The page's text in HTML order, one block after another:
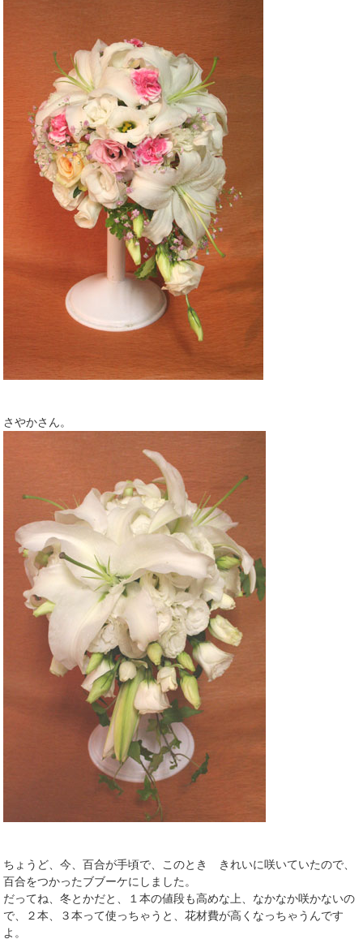
さやかさん。
ちょうど、今、百合が手頃で、このとき きれいに咲いていたので、
百合をつかったブブーケにしました。
だってね、冬とかだと、１本の値段も高めな上、なかなか咲かないの
で、２本、３本って使っちゃうと、花材費が高くなっちゃうんです
よ。